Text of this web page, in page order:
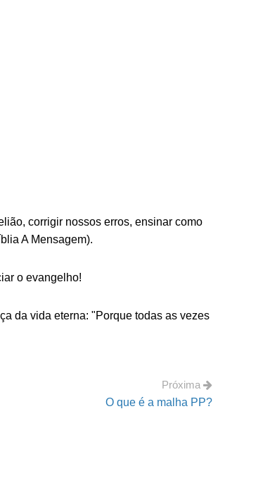
corrigir nossos erros, ensinar como
A Mensagem).
o evangelho!
da vida eterna: "Porque todas as vezes
Próxima
O que é a malha PP?